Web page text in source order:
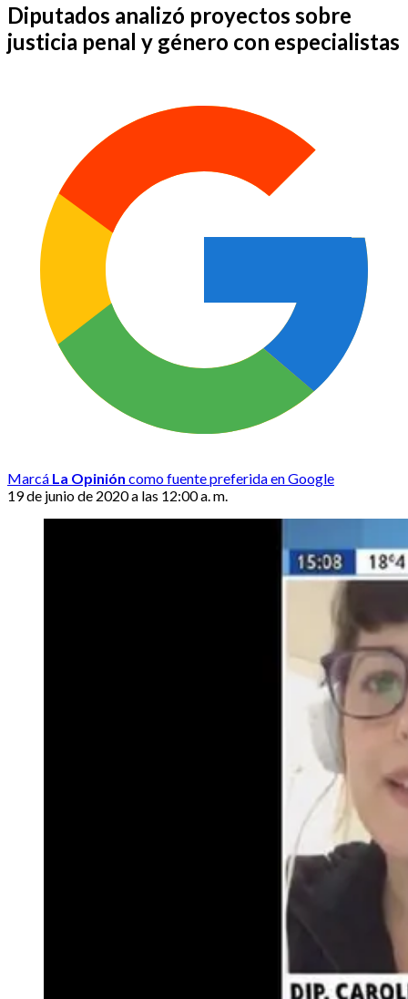
Diputados analizó proyectos sobre
justicia penal y género con especialistas
Marcá La Opinión como fuente preferida en Google
19 de junio de 2020 a las 12:00 a. m.